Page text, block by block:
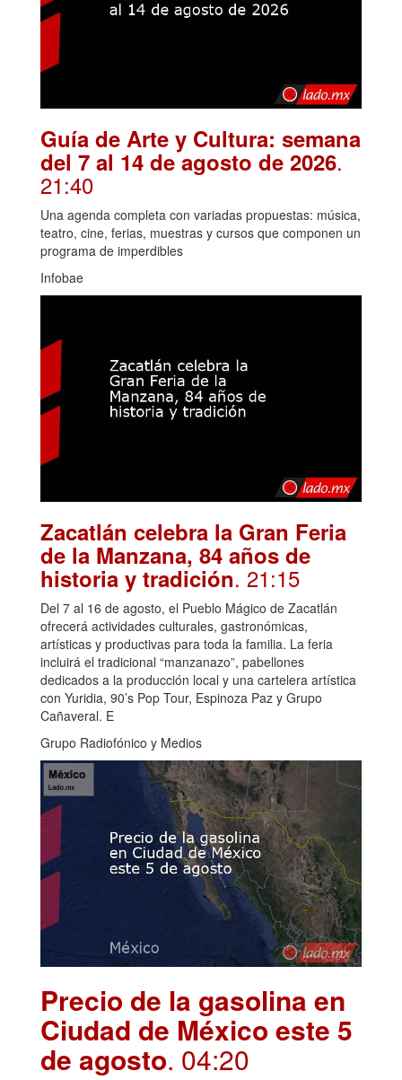
Guía de Arte y Cultura: semana
del 7 al 14 de agosto de 2026.
21:40
Una agenda completa con variadas propuestas: música,
teatro, cine, ferias, muestras y cursos que componen un
programa de imperdibles
Infobae
Zacatlán celebra la Gran Feria
de la Manzana, 84 años de
historia y tradición. 21:15
Del 7 al 16 de agosto, el Pueblo Mágico de Zacatlán
ofrecerá actividades culturales, gastronómicas,
artísticas y productivas para toda la familia. La feria
incluirá el tradicional “manzanazo”, pabellones
dedicados a la producción local y una cartelera artística
con Yuridia, 90’s Pop Tour, Espinoza Paz y Grupo
Cañaveral. E
Grupo Radiofónico y Medios
Precio de la gasolina en
Ciudad de México este 5
de agosto. 04:20